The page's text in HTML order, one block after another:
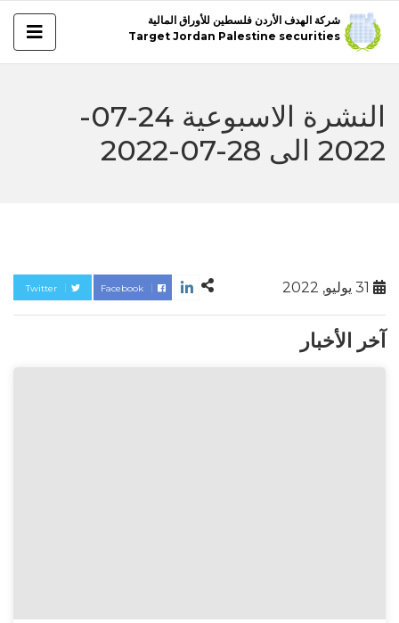
شركة الهدف الأردن فلسطين للأوراق المالية
Target Jordan Palestine securities
النشرة الاسبوعية 24-07-
2022 الى 28-07-2022
Twitter Facebook
آخر الأخبار